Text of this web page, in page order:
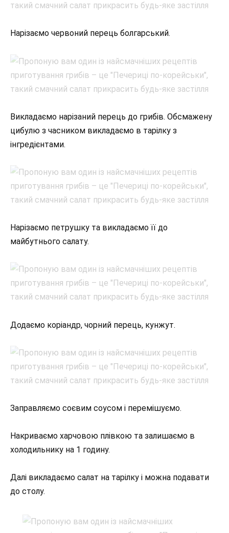
Нарізаємо червоний перець болгарський.
Викладаємо нарізаний перець до грибів. Обсмажену
цибулю з часником викладаємо в тарілку з
інгредієнтами.
Нарізаємо петрушку та викладаємо її до
майбутнього салату.
Додаємо коріандр, чорний перець, кунжут.
Заправляємо соєвим соусом і перемішуємо.
Накриваємо харчовою плівкою та залишаємо в
холодильнику на 1 годину.
Далі викладаємо салат на тарілку і можна подавати
до столу.